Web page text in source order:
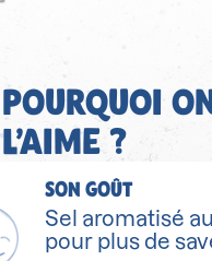
POURQUOI
L’AIME ?
SON GOÛT
Sel aromatisé
pour plus de